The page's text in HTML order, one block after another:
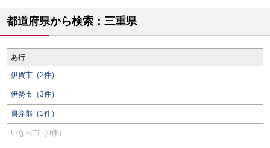
都道府県から検索：三重県
あ行
伊賀市（2件）
伊勢市（3件）
員弁郡（1件）
いなべ市（0件）